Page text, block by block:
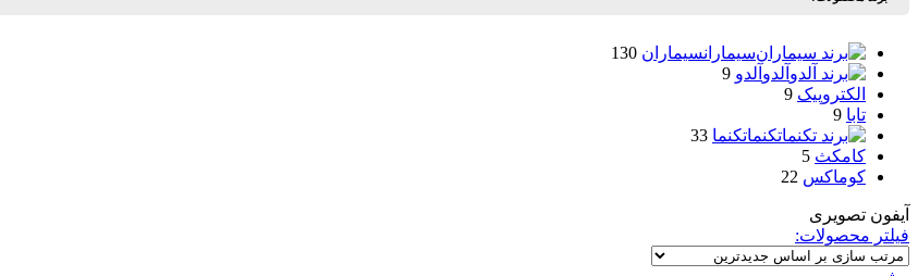
سیمارانسیماران 130
آلدو آلدو 9
الکتروپیک 9
تابا 9
تکنماتکنما 33
کامکث 5
کوماکس 22
آیفون تصویری
فیلتر محصولات: